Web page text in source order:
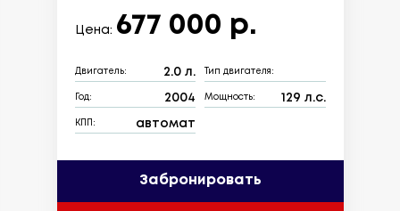
Цена: 677 000 р.
Двигатель: 2.0 л. Тип двигателя:
Год: 2004 Мощность: 129 л.с.
КПП: автомат
Забронировать